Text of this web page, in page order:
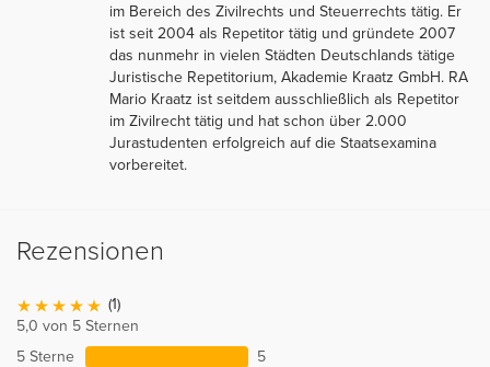
im Bereich des Zivilrechts und Steuerrechts tätig. Er
ist seit 2004 als Repetitor tätig und gründete 2007
das nunmehr in vielen Städten Deutschlands tätige
Juristische Repetitorium, Akademie Kraatz GmbH. RA
Mario Kraatz ist seitdem ausschließlich als Repetitor
im Zivilrecht tätig und hat schon über 2.000
Jurastudenten erfolgreich auf die Staatsexamina
vorbereitet.
Rezensionen
(1)
5,0 von 5 Sternen
5 Sterne
5